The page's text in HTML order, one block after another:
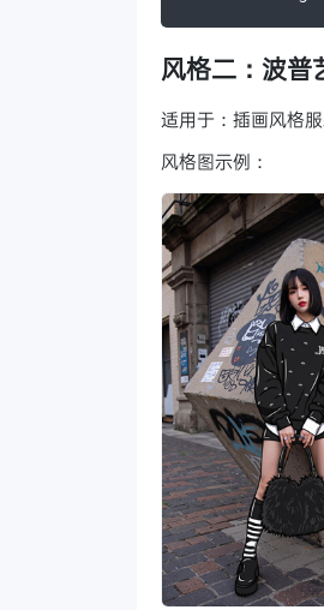
风格二：波普
适用于：插画风格
风格图示例：